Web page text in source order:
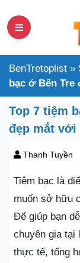
BenTretoplist »
bạc ở Bến Tre
Top 7 tiệm
đẹp mắt với
Thanh Tuyền
Tiệm bạc là
muốn sở hữu
Để giúp bạn
chuyên gia tại
thực tế, tổng